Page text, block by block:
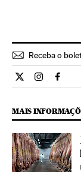
Receba o
Internacional
MAIS